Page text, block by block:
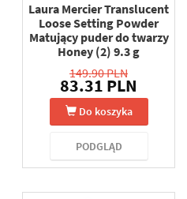
Laura Mercier Translucent
Loose Setting Powder
Matujący puder do twarzy
Honey (2) 9.3 g
149.90 PLN
83.31 PLN
Do koszyka
PODGLĄD